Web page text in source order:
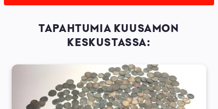
TAPAHTUMIA KUUSAMON
KESKUSTASSA: